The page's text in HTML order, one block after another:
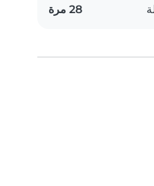
28 مرة